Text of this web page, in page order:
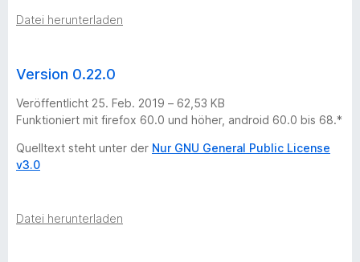
Datei herunterladen
Version 0.22.0
Veröffentlicht 25. Feb. 2019 – 62,53 KB
Funktioniert mit firefox 60.0 und höher, android 60.0 bis 68.*
Quelltext steht unter der Nur GNU General Public License
v3.0
Datei herunterladen